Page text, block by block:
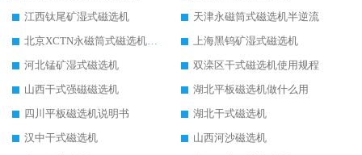
江西钛尾矿湿式磁选机
天津永磁筒式磁选机半逆流
北京XCTN永磁筒式磁选机磁块位置
上海黑钨矿湿式磁选机
河北锰矿湿式磁选机
双滦区干式磁选机使用规程
山西干式强磁磁选机
湖北平板磁选机做什么用
四川平板磁选机说明书
湖北干式磁选机
汉中干式磁选机
山西河沙磁选机